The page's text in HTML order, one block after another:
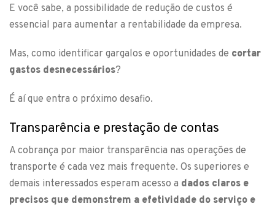
E você sabe, a possibilidade de redução de custos é
essencial para aumentar a rentabilidade da empresa.
Mas, como identificar gargalos e oportunidades de cortar
gastos desnecessários?
É aí que entra o próximo desafio.
Transparência e prestação de contas
A cobrança por maior transparência nas operações de
transporte é cada vez mais frequente. Os superiores e
demais interessados esperam acesso a dados claros e
precisos que demonstrem a efetividade do serviço e